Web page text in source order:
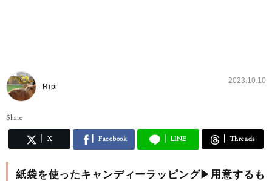
Ripi
2023.10.10
Share
X Facebook LINE Threads
紙袋を使ったキャンディーラッピング▶用意するも